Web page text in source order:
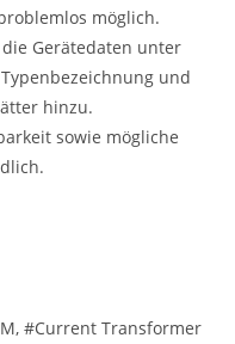
möglich.
Gerätedaten unter
und
hinzu.
sowie mögliche
#Current Transformer